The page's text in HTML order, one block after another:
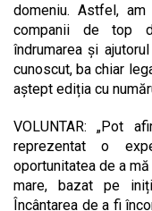
domeniu. Astfel,
companii de top
îndrumarea și
cunoscut, ba chiar
aștept ediția cu
VOLUNTAR: „Pot
reprezentat o
oportunitatea de a
mare, bazat pe
Încântarea de a fi